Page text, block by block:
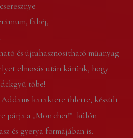
fahéj,
és újrahasznosítható műanyag
elmosás után kárünk, hogy
karaktere ihlette, készült
párja a „Mon cher!” külön
és gyerya formájában is.